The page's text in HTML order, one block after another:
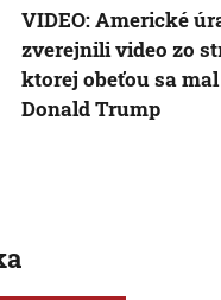
VIDEO: Americké
zverejnili video zo
ktorej obeťou sa
Donald Trump